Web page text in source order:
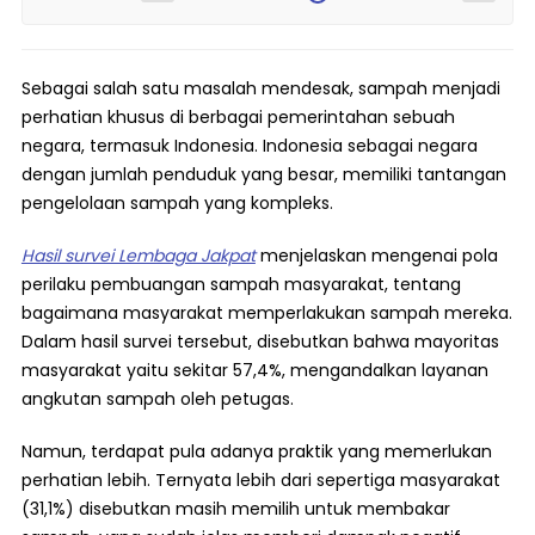
Sebagai salah satu masalah mendesak, sampah menjadi
perhatian khusus di berbagai pemerintahan sebuah
negara, termasuk Indonesia. Indonesia sebagai negara
dengan jumlah penduduk yang besar, memiliki tantangan
pengelolaan sampah yang kompleks.
Hasil survei Lembaga Jakpatmenjelaskan mengenai pola
perilaku pembuangan sampah masyarakat, tentang
bagaimana masyarakat memperlakukan sampah mereka.
Dalam hasil survei tersebut, disebutkan bahwa mayoritas
masyarakat yaitu sekitar 57,4%, mengandalkan layanan
angkutan sampah oleh petugas.
Namun, terdapat pula adanya praktik yang memerlukan
perhatian lebih. Ternyata lebih dari sepertiga masyarakat
(31,1%) disebutkan masih memilih untuk membakar